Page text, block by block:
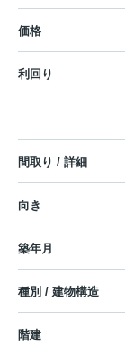
価格
利回り
間取り / 詳細
向き
築年月
種別 / 建物構造
階建